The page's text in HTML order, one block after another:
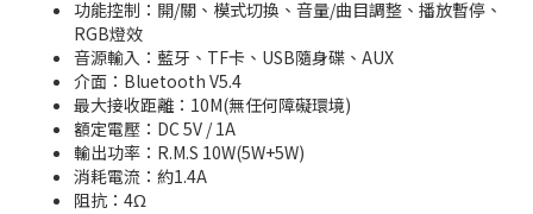
功能控制：開/關、模式切換、音量/曲目調整、播放暫停、
RGB燈效
音源輸入：藍牙、TF卡、USB隨身碟、AUX
介面：Bluetooth V5.4
最大接收距離：10M(無任何障礙環境)
額定電壓：DC 5V / 1A
輸出功率：R.M.S 10W(5W+5W)
消耗電流：約1.4A
阻抗：4Ω